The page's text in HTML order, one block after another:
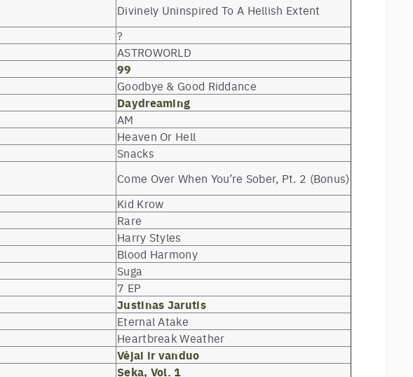
Divinely Uninspired To A Hellish Extent
?
ASTROWORLD
99
Goodbye & Good Riddance
Daydreaming
AM
Heaven Or Hell
Snacks
Come Over When You’re Sober, Pt. 2 (Bonus)
Kid Krow
Rare
Harry Styles
Blood Harmony
Suga
7 EP
Justinas Jarutis
Eternal Atake
Heartbreak Weather
Vėjai ir vanduo
Seka, Vol. 1